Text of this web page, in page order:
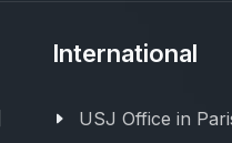
International
USJ Office in